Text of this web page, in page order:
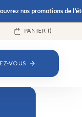
nos promotions de l’été
PANIER ()
VOUS